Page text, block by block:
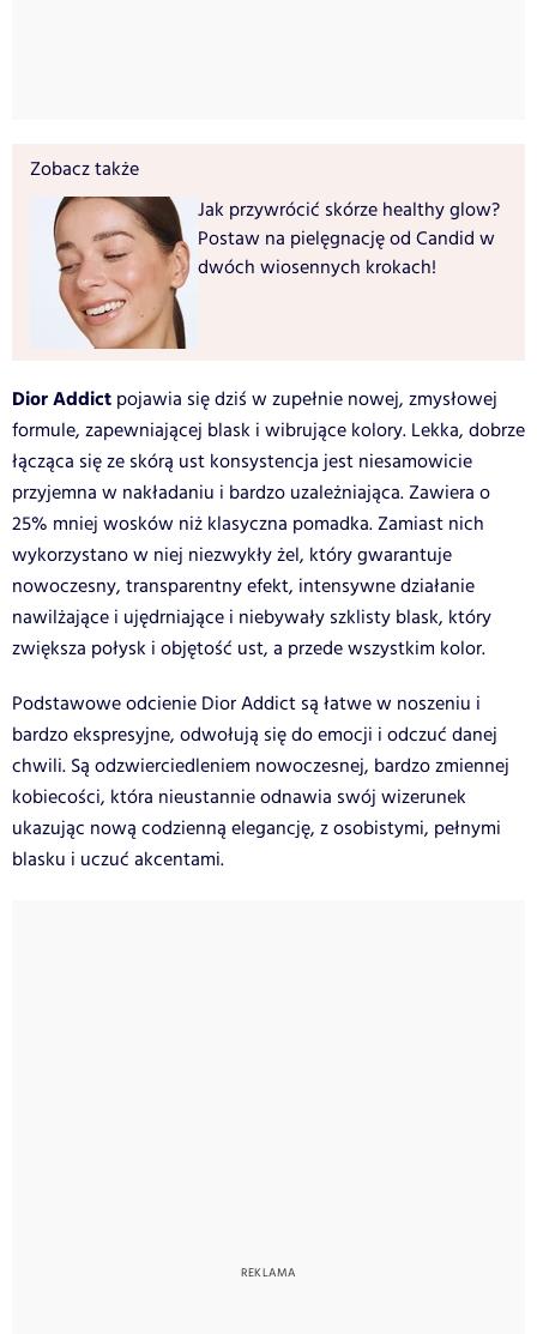
Zobacz także
Jak przywrócić skórze healthy glow?
Postaw na pielęgnację od Candid w
dwóch wiosennych krokach!
Dior Addict pojawia się dziś w zupełnie nowej, zmysłowej
formule, zapewniającej blask i wibrujące kolory. Lekka, dobrze
łącząca się ze skórą ust konsystencja jest niesamowicie
przyjemna w nakładaniu i bardzo uzależniająca. Zawiera o
25% mniej wosków niż klasyczna pomadka. Zamiast nich
wykorzystano w niej niezwykły żel, który gwarantuje
nowoczesny, transparentny efekt, intensywne działanie
nawilżające i ujędrniające i niebywały szklisty blask, który
zwiększa połysk i objętość ust, a przede wszystkim kolor.
Podstawowe odcienie Dior Addict są łatwe w noszeniu i
bardzo ekspresyjne, odwołują się do emocji i odczuć danej
chwili. Są odzwierciedleniem nowoczesnej, bardzo zmiennej
kobiecości, która nieustannie odnawia swój wizerunek
ukazując nową codzienną elegancję, z osobistymi, pełnymi
blasku i uczuć akcentami.